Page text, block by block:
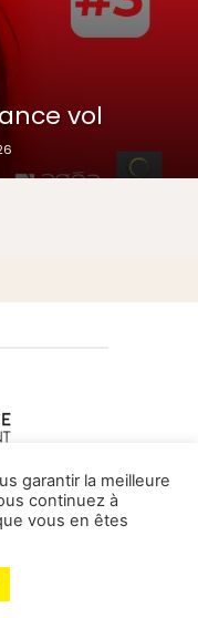
vol
CONTACT
Média
garantir la meilleure
continuez à
vous en êtes